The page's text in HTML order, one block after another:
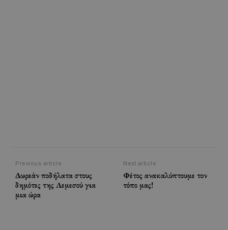
Previous article
Δωρεάν ποδήλατα στους
δημότες της Λεμεσού για
μια ώρα
Next article
Φέτος ανακαλύπτουμε τον
τόπο μας!